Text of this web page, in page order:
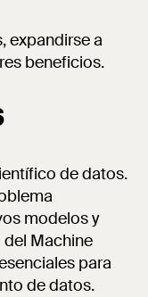
expandirse a
beneficios.
de datos.
modelos y
Machine
para
de datos.